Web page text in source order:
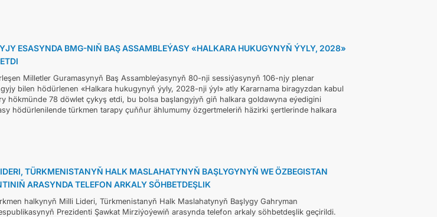
ARAGATNAŞYK
ESASYNDA BMG-NIŇ BAŞ ASSAMBLEÝASY «HALKARA HUKUGYNYŇ ÝYLY, 2028»
Milletler Guramasynyň Baş Assambleýasynyň 80-nji sessiýasynyň 106-njy plenar
bilen hödürlenen «Halkara hukugynyň ýyly, 2028-nji ýyl» atly Kararnama biragyzdan kabul
hökmünde 78 döwlet çykyş etdi, bu bolsa başlangyjyň giň halkara goldawyna eýedigini
hödürlenilende türkmen tarapy çuňňur ählumumy özgertmeleriň häzirki şertlerinde halkara
TÜRKMENISTANYŇ HALK MASLAHATYNYŇ BAŞLYGYNYŇ WE ÖZBEGISTAN
ARASYNDA TELEFON ARKALY SÖHBETDEŞLIK
halkynyň Milli Lideri, Türkmenistanyň Halk Maslahatynyň Başlygy Gahryman
Prezidenti Şawkat Mirziýoýewiň arasynda telefon arkaly söhbetdeşlik geçirildi.